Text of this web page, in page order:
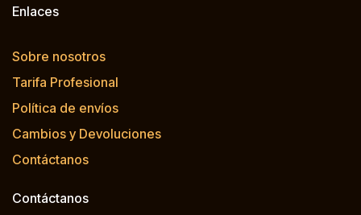
Enlaces
Sobre nosotros
Tarifa Profesional
Política de envíos
Cambios y Devoluciones
Contáctanos
Contáctanos